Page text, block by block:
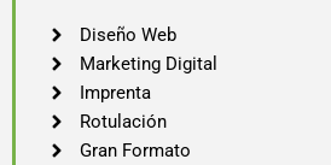
Diseño Web
Marketing Digital
Imprenta
Rotulación
Gran Formato